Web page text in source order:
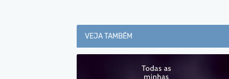
VEJA TAMBÉM